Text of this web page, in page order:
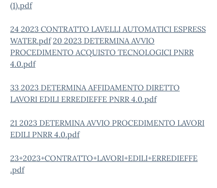
(1).pdf
24 2023 CONTRATTO LAVELLI AUTOMATICI ESPRESS
WATER.pdf 20 2023 DETERMINA AVVIO
PROCEDIMENTO ACQUISTO TECNOLOGICI PNRR
4.0.pdf
33 2023 DETERMINA AFFIDAMENTO DIRETTO
LAVORI EDILI ERREDIEFFE PNRR 4.0.pdf
21 2023 DETERMINA AVVIO PROCEDIMENTO LAVORI
EDILI PNRR 4.0.pdf
23+2023+CONTRATTO+LAVORI+EDILI+ERREDIEFFE
.pdf